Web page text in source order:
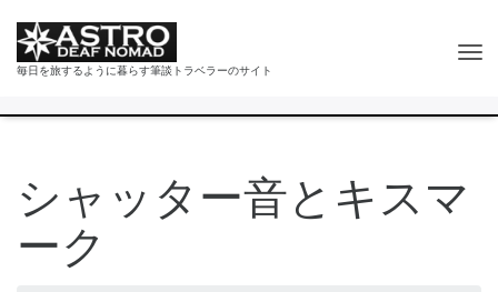
毎日を旅するように暮らす筆談トラベラーのサイト
シャッター音とキスマ
ーク